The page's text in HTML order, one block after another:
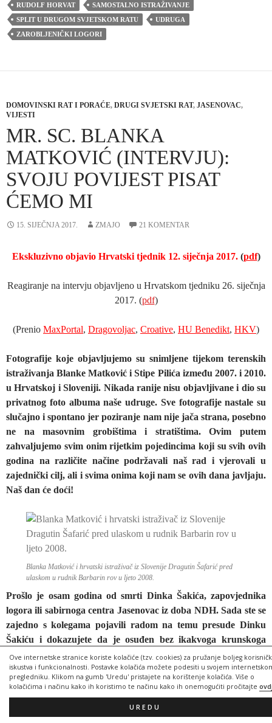
Ove internetske stranice koriste kolačiće (tzv. cookies) za pružanje boljeg
iskustva i funkcionalnosti. Postavke kolačića možete podesiti u svojem
pregledniku. Klikom na gumb 'Uredu' pristajete na korištenje kolačića. Više o
kolačićima i načinu kako ih koristimo te načinu kako ih onemogućiti pročitajte
UREDU
RUDOLF HORVAT
SAMOSTALNO ISTRAŽIVANJE
SPLIT U DRUGOM SVJETSKOM RATU
UDRUGA
ZAROBLJENIČKI LOGORI
DOMOVINSKI RAT I PORAĆE, DRUGI SVJETSKI RAT, JASENOVAC,
VIJESTI
MR. SC. BLANKA
MATKOVIĆ (INTERVJU):
SVOJU POVIJEST PISAT
ĆEMO MI
15. SIJEČNJA 2017. ZMAJO 21 KOMENTAR
Ekskluzivno objavio Hrvatski tjednik 12. siječnja 2017.(pdf)
Reagiranje na intervju objavljeno u Hrvatskom tjedniku 26. siječnja
2017. (pdf)
(Prenio MaxPortal, Dragovoljac, Croative, HU Benedikt, HKV)
Fotografije koje objavljujemo su snimljene tijekom terenskih
istraživanja Blanke Matković i Stipe Pilića između 2007. i 2010.
u Hrvatskoj i Sloveniji. Nikada ranije nisu objavljivane i dio su
privatnog foto albuma naše udruge. Sve fotografije nastale su
slučajno i spontano jer poziranje nam nije jača strana, posebno
ne na masovnim grobištima i stratištima. Ovim putem
zahvaljujemo svim onim rijetkim pojedincima koji su svih ovih
godina na različite načine podržavali naš rad i vjerovali u
zajednički cilj, ali i svima onima koji nam se ovih dana javljaju.
Naš dan će doći!
Blanka Matković i hrvatski istraživač iz Slovenije Dragutin Šafarić pred
ulaskom u rudnik Barbarin rov u ljeto 2008.
Prošlo je osam godina od smrti Dinka Šakića, zapovjednika
logora ili sabirnoga centra Jasenovac iz doba NDH. Sada ste se
zajedno s kolegama pojavili radom na temu presude Dinku
Šakiću i dokazujete da je osuđen bez ikakvoga krunskoga
dokaza za potrebe politike, a ne zakona i pravde. Jeste li svih
osam godina istraživali okolnosti suđenja i presude Dinku
Šakiću i zašto ste se posvetili slučaju, ipak, samo jednoga
čovjeka?